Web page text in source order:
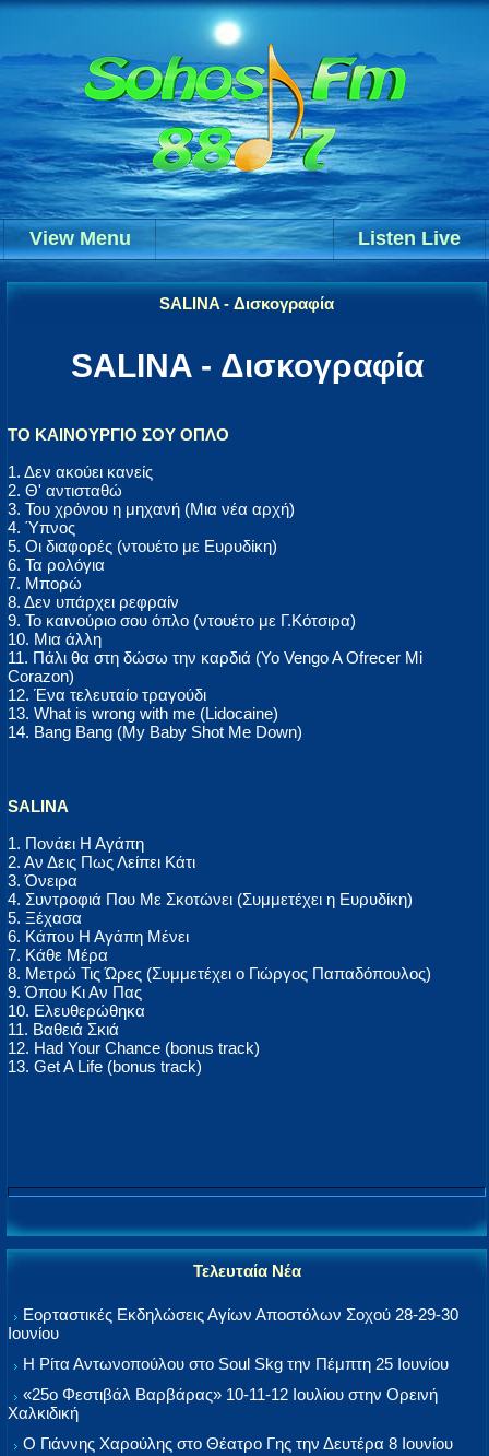
Listen Live
View Menu
SALINA - Δισκογραφία
SALINA - Δισκογραφία
ΤΟ ΚΑΙΝΟΥΡΓΙΟ ΣΟΥ ΟΠΛΟ
1. Δεν ακούει κανείς
2. Θ' αντισταθώ
3. Του χρόνου η μηχανή (Μια νέα αρχή)
4. Ύπνος
5. Οι διαφορές (ντουέτο με Ευρυδίκη)
6. Τα ρολόγια
7. Μπορώ
8. Δεν υπάρχει ρεφραίν
9. Το καινούριο σου όπλο (ντουέτο με Γ.Κότσιρα)
10. Μια άλλη
11. Πάλι θα στη δώσω την καρδιά (Yo Vengo A Ofrecer Mi
Corazon)
12. Ένα τελευταίο τραγούδι
13. What is wrong with me (Lidocaine)
14. Bang Bang (My Baby Shot Me Down)
SALINA
1. Πονάει Η Αγάπη
2. Αν Δεις Πως Λείπει Κάτι
3. Όνειρα
4. Συντροφιά Που Με Σκοτώνει (Συμμετέχει η Ευρυδίκη)
5. Ξέχασα
6. Κάπου Η Αγάπη Μένει
7. Κάθε Μέρα
8. Μετρώ Τις Ώρες (Συμμετέχει ο Γιώργος Παπαδόπουλος)
9. Όπου Κι Αν Πας
10. Ελευθερώθηκα
11. Βαθειά Σκιά
12. Had Your Chance (bonus track)
13. Get A Life (bonus track)
Τελευταία Νέα
Εορταστικές Εκδηλώσεις Αγίων Αποστόλων Σοχού 28-29-30
Ιουνίου
Η Ρίτα Αντωνοπούλου στο Soul Skg την Πέμπτη 25 Ιουνίου
«25ο Φεστιβάλ Βαρβάρας» 10-11-12 Ιουλίου στην Ορεινή
Χαλκιδική
Ο Γιάννης Χαρούλης στο Θέατρο Γης την Δευτέρα 8 Ιουνίου